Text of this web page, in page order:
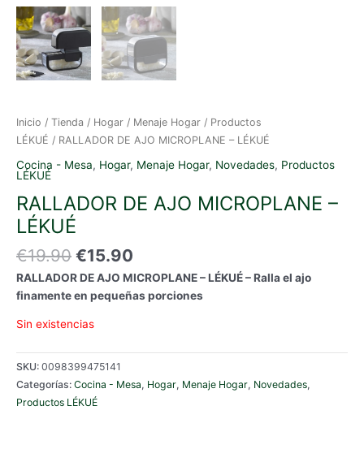
Inicio / Tienda / Hogar / Menaje Hogar / Productos
LÉKUÉ / RALLADOR DE AJO MICROPLANE – LÉKUÉ
Cocina - Mesa, Hogar, Menaje Hogar, Novedades, Productos
LÉKUÉ
RALLADOR DE AJO MICROPLANE –
LÉKUÉ
€19.90 El
precio
original
era:
€19.90.
€15.90
precio
actual
es:
RALLADOR DE AJO MICROPLANE – LÉKUÉ – Ralla el ajo
finamente en pequeñas porciones
Sin existencias
SKU: 0098399475141
Categorías: Cocina - Mesa, Hogar, Menaje Hogar, Novedades,
Productos LÉKUÉ